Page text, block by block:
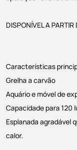
DISPONÍVEL A
Características
Grelha a carvão
Aquário e móvel de
Capacidade para 120
Esplanada agradável
calor.